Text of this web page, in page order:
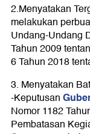
2.Menyatakan
melakukan
Undang-Undang
Tahun 2009
6 Tahun 2018
3. Menyatakan
-Keputusan
Nomor 1182
Pembatasan